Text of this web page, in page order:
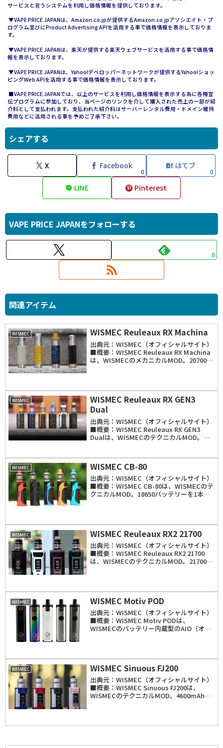
サービスと言うシステムを利用し価格情報を提供しております。
▼VAPE PRICE JAPANは、Amazon.co.jpが提供するAmazon.co.jpアソシエイト・プ
ログラム並びにProduct Advertising APIを活用する事で価格情報を表示しておりま
す。
▼VAPE PRICE JAPANは、楽天が提供する楽天ウェブサービスを活用する事で価格情
報を表示しております。
▼VAPE PRICE JAPANは、Yahoo!デベロッパーネットワークが提供するYahoo!ショッ
ピングWeb APIを活用する事で価格情報を表示しております。
■VAPE PRICE JAPANでは、以上のサービスを利用し価格情報を表示する為に各種宣
伝プログラムに参加しており、当ページのリンクを介して購入された売上の一部が紹
介料として支払われます。支払われた紹介料はサーバーレンタル費用・ドメイン維持
費用などに活用される事を予めご了承下さい。
シェアする
X Facebook
0
はてブ
0
LINE Pinterest
VAPE PRICE JAPANをフォローする
0
関連アイテム
WISMEC WISMEC Reuleaux RX Machina
出典元：WISMEC（オフィシャルサイト）
■概要：WISMEC Reuleaux RX Machina
は、WISMECのメカニカルMOD。20700バ
WISMEC
WISMEC Reuleaux RX GEN3
Dual
出典元：WISMEC（オフィシャルサイト）
■概要：WISMEC Reuleaux RX GEN3
Dualは、WISMECのテクニカルMOD。
「VW」「TC...
WISMEC WISMEC CB-80
出典元：WISMEC（オフィシャルサイト）
■概要：WISMEC CB-80は、WISMECのテ
クニカルMOD。18650バッテリーを1本使
WISMEC WISMEC Reuleaux RX2 21700
出典元：WISMEC（オフィシャルサイト）
■概要：WISMEC Reuleaux RX2 21700
は、WISMECのテクニカルMOD。21700バ
WISMEC WISMEC Motiv POD
出典元：WISMEC（オフィシャルサイト）
■概要：WISMEC Motiv PODは、
WISMECのバッテリー内蔵型のAIO（オー
WISMEC WISMEC Sinuous FJ200
出典元：WISMEC（オフィシャルサイト）
■概要：WISMEC Sinuous FJ200は、
WISMECのテクニカルMOD。4600mAhの